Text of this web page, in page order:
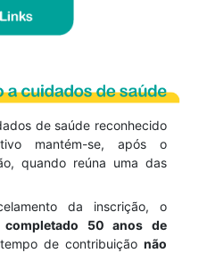
de saúde reconhecido
mantém-se, após o
quando reúna uma das
da inscrição, o
completado 50 anos de
de contribuição não